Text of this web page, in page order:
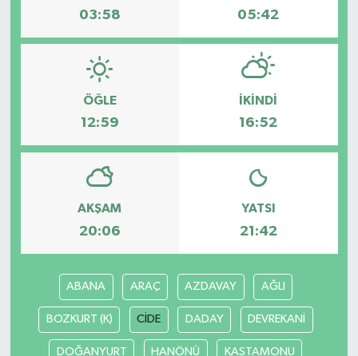
03:58 05:42
ÖĞLE
12:59
İKINDI
16:52
AKŞAM
20:06
YATSI
21:42
ABANA ARAÇ AZDAVAY AĞLI
BOZKURT (K) CİDE DADAY DEVREKANİ
DOĞANYURT HANÖNÜ KASTAMONU